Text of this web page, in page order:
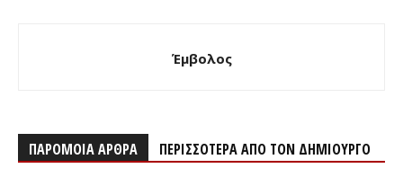
Έμβολος
ΠΑΡΟΜΟΙΑ ΑΡΘΡΑ ΠΕΡΙΣΣΟΤΕΡΑ ΑΠΟ ΤΟΝ ΔΗΜΙΟΥΡΓΟ